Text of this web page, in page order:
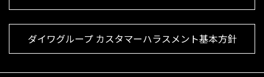
ダイワグループ カスタマーハラスメント基本方針